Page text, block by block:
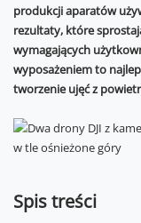
produkcji aparatów
rezultaty, które
wymagających
wyposażeniem to
tworzenie ujęć z
Spis treści